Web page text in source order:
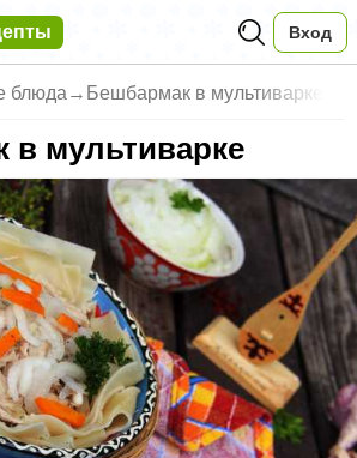
Вход
блюда → Бешбармак в мультиварке
в мультиварке